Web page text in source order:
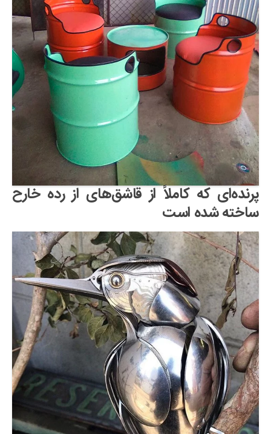
دانستنی‌ها
بازی
طنز
مسابقه
اخبار
پرنده‌ای که کاملاً از قاشق‌های از رده خارح
ساخته شده است